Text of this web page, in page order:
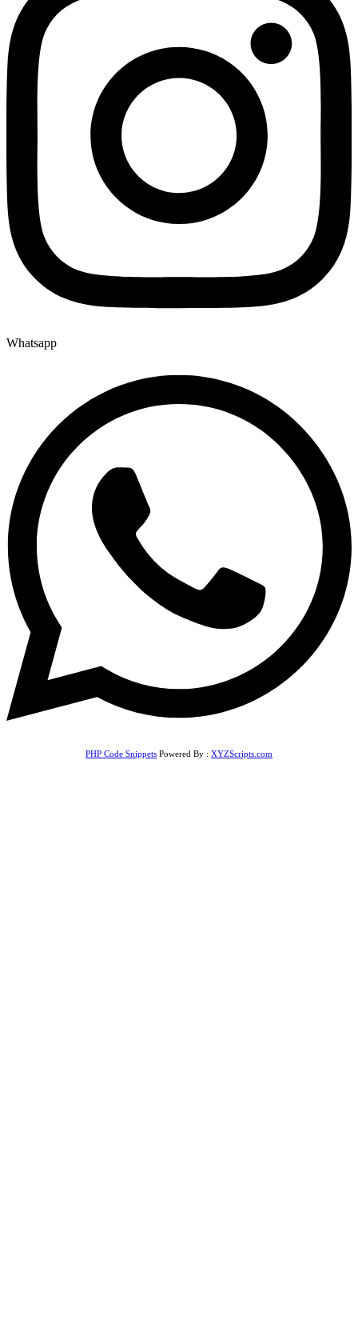
Whatsapp
PHP Code Snippets Powered By : XYZScripts.com